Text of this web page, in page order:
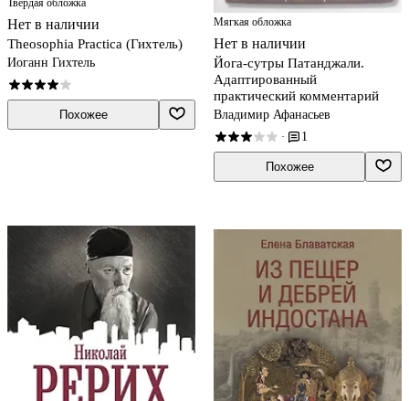
Нет в наличии
Theosophia Practica (Гихтель)
Иоганн Гихтель
Похожее
Мягкая обложка
Нет в наличии
Йога-сутры Патанджали.
Адаптированный
практический комментарий
Владимир Афанасьев
· 1
Похожее